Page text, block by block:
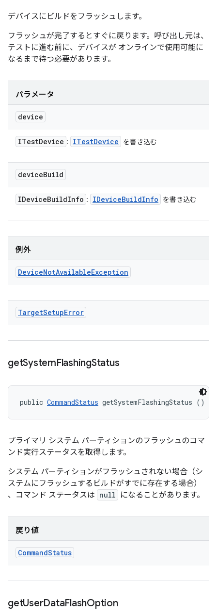
デバイスにビルドをフラッシュします。
フラッシュが完了するとすぐに戻ります。呼び出し元は、
テストに進む前に、デバイスが オンラインで使用可能に
なるまで待つ必要があります。
パラメータ
device
ITestDevice : ITestDevice を書き込む
deviceBuild
IDeviceBuildInfo : IDeviceBuildInfo を書き込む
例外
DeviceNotAvailableException
TargetSetupError
getSystemFlashingStatus
public CommandStatus getSystemFlashingStatus ()
プライマリ システム パーティションのフラッシュのコマ
ンド実行ステータスを取得します。
システム パーティションがフラッシュされない場合（シ
ステムにフラッシュするビルドがすでに存在する場合）
、コマンド ステータスは null になることがあります。
戻り値
CommandStatus
getUserDataFlashOption